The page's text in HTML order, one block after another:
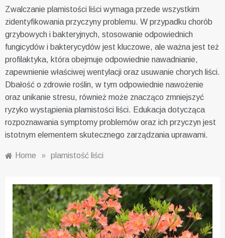
Zwalczanie plamistości liści wymaga przede wszystkim
zidentyfikowania przyczyny problemu. W przypadku chorób
grzybowych i bakteryjnych, stosowanie odpowiednich
fungicydów i bakterycydów jest kluczowe, ale ważna jest też
profilaktyka, która obejmuje odpowiednie nawadnianie,
zapewnienie właściwej wentylacji oraz usuwanie chorych liści.
Dbałość o zdrowie roślin, w tym odpowiednie nawożenie
oraz unikanie stresu, również może znacząco zmniejszyć
ryzyko wystąpienia plamistości liści. Edukacja dotycząca
rozpoznawania symptomy problemów oraz ich przyczyn jest
istotnym elementem skutecznego zarządzania uprawami.
Home » plamistość liści